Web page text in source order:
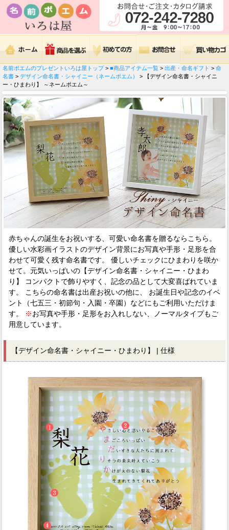
名前ポエムのプレゼントいろは屋トップ> ■商品アイテム一覧 > 出産・命名ギフト > 命
名書 > デザイン命名書・シャイニー（ネームポエム）
> 【デザイン命名書・シャイニ
ー・ひまわり】 ～ネームポエム～
赤ちゃんの誕生をお祝いする、可愛い命名書を贈るならこちら。
優しい水彩画イラストのデザイン背景にお写真や手形・足形を合
わせて可愛く残す命名書です。 優しいチェックにひまわりを咲か
せて。元気いっぱいの【デザイン命名書・シャイニー・ひまわ
り】 コンパクトで飾りやすく、記念の品として大変喜ばれていま
す。 こちらの命名書は出産お祝いの他に、 お誕生日や記念のイベ
ント（七五三・初節句・入園・卒園）などにもご利用いただけま
す。
※お写真や手形・足形をお入れしない、ノーマルタイプもご
用意しています。
【デザイン命名書・シャイニー・ひまわり】 | 仕様